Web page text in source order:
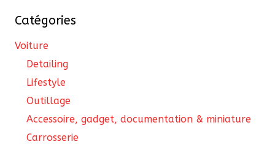
Catégories
Voiture
Detailing
Lifestyle
Outillage
Accessoire, gadget, documentation & miniature
Carrosserie